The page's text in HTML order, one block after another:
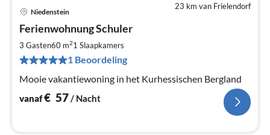
23 km van Frielendorf
Niedenstein
Ferienwohnung Schuler
3 Gasten60 m21 Slaapkamers
1 Beoordeling
Mooie vakantiewoning in het Kurhessischen Bergland
vanaf€ 57/ Nacht